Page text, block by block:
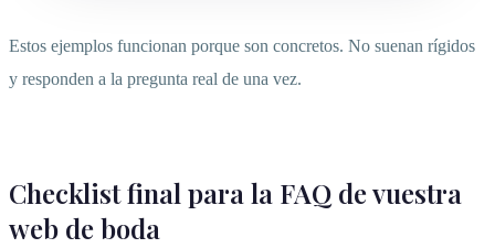
Estos ejemplos funcionan porque son concretos. No suenan rígidos
y responden a la pregunta real de una vez.
Checklist final para la FAQ de vuestra
web de boda